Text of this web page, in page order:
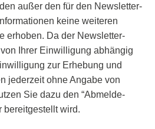
außer den für den Newsletter-
keine weiteren
erhoben. Da der Newsletter-
Ihrer Einwilligung abhängig
zur Erhebung und
jederzeit ohne Angabe von
Sie dazu den “Abmelde-
bereitgestellt wird.